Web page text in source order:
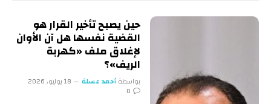
حين يصبح تأخير القرار هو
القضية نفسها هل آن الأوان
لإغلاق ملف «كهربة
الريف»؟
بواسطة أحمد عسلة
18 يوليو، 2026
0